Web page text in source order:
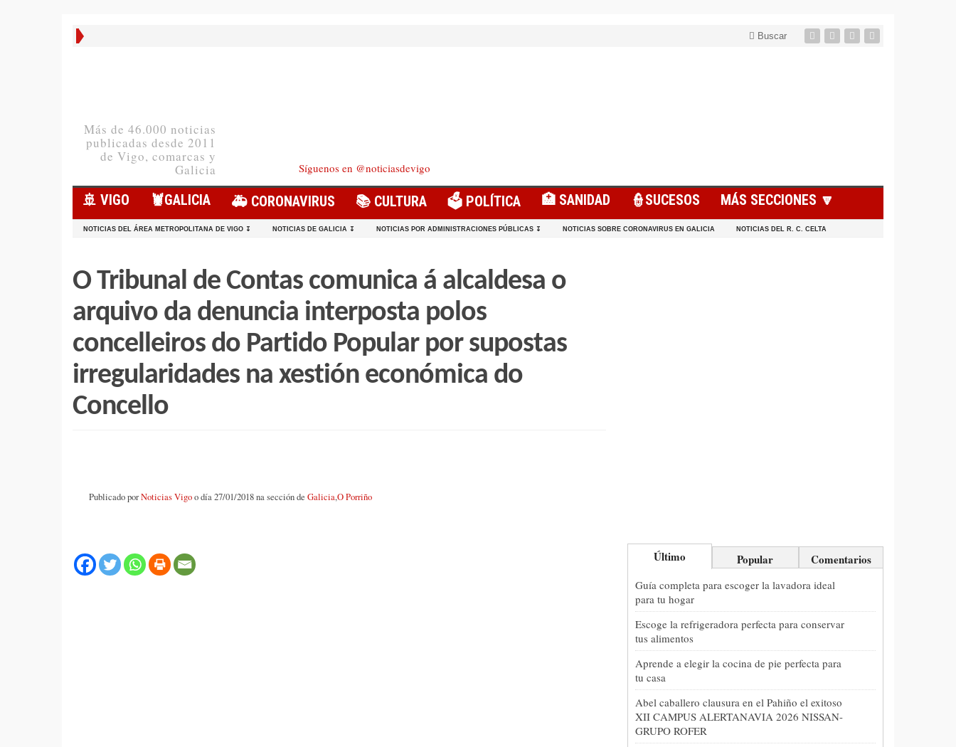
Buscar
Más de 46.000 noticias
publicadas desde 2011
de Vigo, comarcas y
Galicia
Síguenos en @noticiasdevigo
🚢 VIGO 🦞️GALICIA 🚑 CORONAVIRUS 📚 CULTURA 🗳️ POLÍTICA 🏥 SANIDAD 👮SUCESOS MÁS SECCIONES 🔽
NOTICIAS DEL ÁREA METROPOLITANA DE VIGO ↧ NOTICIAS DE GALICIA ↧ NOTICIAS POR ADMINISTRACIONES PÚBLICAS ↧ NOTICIAS SOBRE CORONAVIRUS EN GALICIA NOTICIAS DEL R. C. CELTA
O Tribunal de Contas comunica á alcaldesa o
arquivo da denuncia interposta polos
concelleiros do Partido Popular por supostas
irregularidades na xestión económica do
Concello
Publicado porNoticias Vigoo día 27/01/2018 na sección de Galicia,O Porriño
Último Popular Comentarios
Guía completa para escoger la lavadora ideal
para tu hogar
Escoge la refrigeradora perfecta para conservar
tus alimentos
Aprende a elegir la cocina de pie perfecta para
tu casa
Abel caballero clausura en el Pahiño el exitoso
XII CAMPUS ALERTANAVIA 2026 NISSAN-
GRUPO ROFER